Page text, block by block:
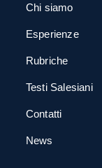
Chi siamo
Esperienze
Rubriche
Testi Salesiani
Contatti
News